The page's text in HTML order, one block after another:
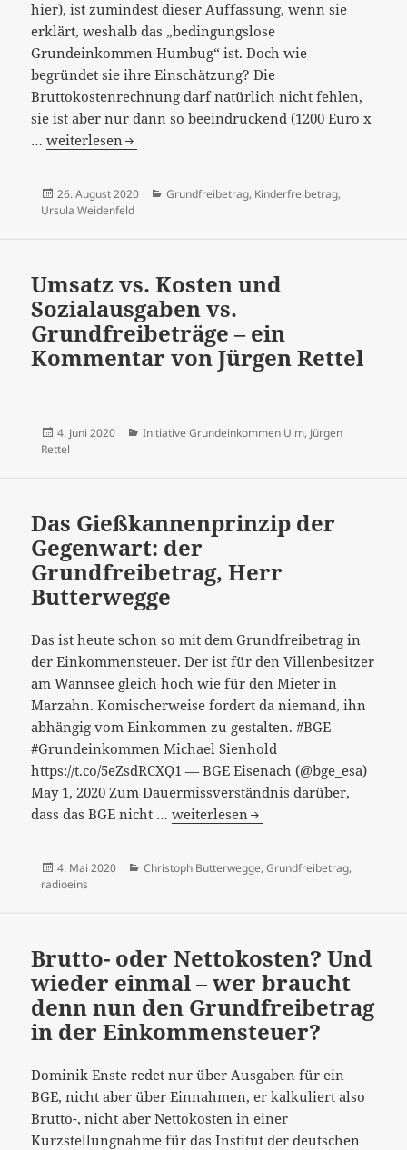
hier), ist zumindest dieser Auffassung, wenn sie
erklärt, weshalb das „bedingungslose
Grundeinkommen Humbug“ ist. Doch wie
begründet sie ihre Einschätzung? Die
Bruttokostenrechnung darf natürlich nicht fehlen,
sie ist aber nur dann so beeindruckend (1200 Euro x
…Kinderfreibeträge
Grundfreibetrag
müssen
weg…
weiterlesen
Veröffentlicht
am
26. August 2020 Kategorien
Grundfreibetrag, Kinderfreibetrag,
Ursula Weidenfeld
Umsatz vs. Kosten und
Sozialausgaben vs.
Grundfreibeträge – ein
Kommentar von Jürgen Rettel
Veröffentlicht
am
4. Juni 2020 Kategorien
Initiative Grundeinkommen Ulm, Jürgen
Rettel
Das Gießkannenprinzip der
Gegenwart: der
Grundfreibetrag, Herr
Butterwegge
Das ist heute schon so mit dem Grundfreibetrag in
der Einkommensteuer. Der ist für den Villenbesitzer
am Wannsee gleich hoch wie für den Mieter in
Marzahn. Komischerweise fordert da niemand, ihn
abhängig vom Einkommen zu gestalten. #BGE
#Grundeinkommen Michael Sienhold
https://t.co/5eZsdRCXQ1 — BGE Eisenach (@bge_esa)
May 1, 2020 Zum Dauermissverständnis darüber,
dass das BGE nicht …Das
Gegenwart:
Butterwegge
weiterlesen
Veröffentlicht
am
4. Mai 2020 Kategorien
Christoph Butterwegge, Grundfreibetrag,
radioeins
Brutto- oder Nettokosten? Und
wieder einmal – wer braucht
denn nun den Grundfreibetrag
in der Einkommensteuer?
Dominik Enste redet nur über Ausgaben für ein
BGE, nicht aber über Einnahmen, er kalkuliert also
Brutto-, nicht aber Nettokosten in einer
Kurzstellungnahme für das Institut der deutschen